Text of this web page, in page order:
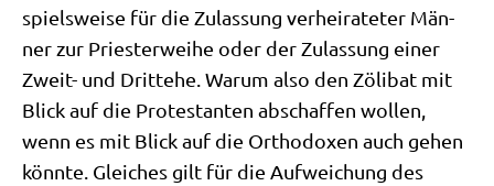
spiels­wei­se für die Zulas­sung ver­hei­ra­te­ter Män­
ner zur Prie­ster­wei­he oder der Zulas­sung einer
Zweit- und Dritte­he. War­um also den Zöli­bat mit
Blick auf die Pro­te­stan­ten abschaf­fen wol­len,
wenn es mit Blick auf die Ortho­do­xen auch gehen
könn­te. Glei­ches gilt für die Auf­wei­chung des